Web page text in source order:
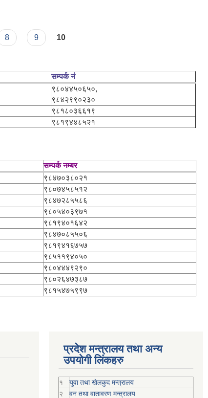
8 9 10
सम्पर्क नं
९८०४४५०६५०,
९८४२९९०२३०
९८१८०३६६१९
९८१९४४८५२१
सम्पर्क नम्बर
९८४७०३८०२१
९८०७४५८५१२
९८४७२८५५८६
९८०५४०३९७१
९८१९४०१६४२
९८४७०८५५०६
९८१९४१६७५७
९८५११९४०५०
९८०४४४९२९०
९८०२६४७३८७
९८१५४७५९९७
प्रदेश मन्त्रालय तथा अन्य
उपयोगी लिंकहरु
१
युवा तथा खेलकुद मन्त्रालय
२
वन तथा वातावरण मन्त्रालय